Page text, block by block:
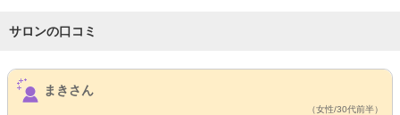
サロンの口コミ
サロンPick Up
まきさん
（女性/30代前半）